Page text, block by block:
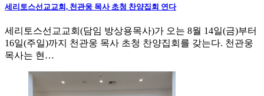
세리토스선교교회, 천관웅 목사 초청 찬양집회 연다
세리토스선교교회(담임 방상용목사)가 오는 8월 14일(금)부터
16일(주일)까지 천관웅 목사 초청 찬양집회를 갖는다. 천관웅
목사는 현…